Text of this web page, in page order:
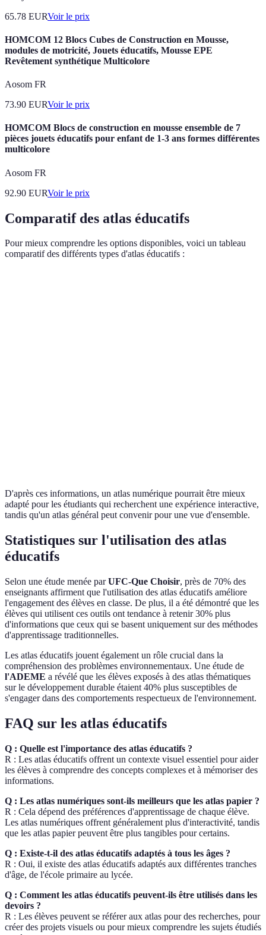
65.78 EURVoir le prix
HOMCOM 12 Blocs Cubes de Construction en Mousse,
modules de motricité, Jouets éducatifs, Mousse EPE
Revêtement synthétique Multicolore
Aosom FR
73.90 EURVoir le prix
HOMCOM Blocs de construction en mousse ensemble de 7
pièces jouets éducatifs pour enfant de 1-3 ans formes différentes
multicolore
Aosom FR
92.90 EURVoir le prix
Comparatif des atlas éducatifs
Pour mieux comprendre les options disponibles, voici un tableau
comparatif des différents types d'atlas éducatifs :
D'après ces informations, un atlas numérique pourrait être mieux
adapté pour les étudiants qui recherchent une expérience interactive,
tandis qu'un atlas général peut convenir pour une vue d'ensemble.
Statistiques sur l'utilisation des atlas
éducatifs
Selon une étude menée parUFC-Que Choisir, près de 70% des
enseignants affirment que l'utilisation des atlas éducatifs améliore
l'engagement des élèves en classe. De plus, il a été démontré que les
élèves qui utilisent ces outils ont tendance à retenir 30% plus
d'informations que ceux qui se basent uniquement sur des méthodes
d'apprentissage traditionnelles.
Les atlas éducatifs jouent également un rôle crucial dans la
compréhension des problèmes environnementaux. Une étude de
l'ADEME a révélé que les élèves exposés à des atlas thématiques
sur le développement durable étaient 40% plus susceptibles de
s'engager dans des comportements respectueux de l'environnement.
FAQ sur les atlas éducatifs
Q : Quelle est l'importance des atlas éducatifs ?
R : Les atlas éducatifs offrent un contexte visuel essentiel pour aider
les élèves à comprendre des concepts complexes et à mémoriser des
informations.
Q : Les atlas numériques sont-ils meilleurs que les atlas papier ?
R : Cela dépend des préférences d'apprentissage de chaque élève.
Les atlas numériques offrent généralement plus d'interactivité, tandis
que les atlas papier peuvent être plus tangibles pour certains.
Q : Existe-t-il des atlas éducatifs adaptés à tous les âges ?
R : Oui, il existe des atlas éducatifs adaptés aux différentes tranches
d'âge, de l'école primaire au lycée.
Q : Comment les atlas éducatifs peuvent-ils être utilisés dans les
devoirs ?
R : Les élèves peuvent se référer aux atlas pour des recherches, pour
créer des projets visuels ou pour mieux comprendre les sujets étudiés